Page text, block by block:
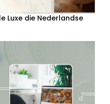
Luxe die Nederlandse